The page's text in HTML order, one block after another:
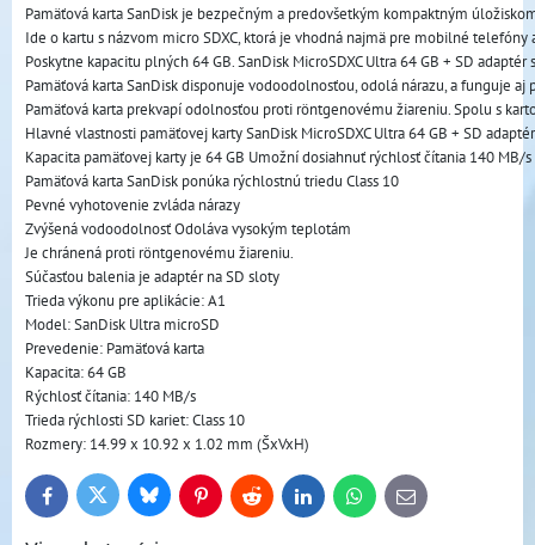
Pamäťová karta SanDisk je bezpečným a predovšetkým kompaktným
Ide o kartu s názvom micro SDXC, ktorá je vhodná najmä pre mobilné
Poskytne kapacitu plných 64 GB. SanDisk MicroSDXC Ultra 64 GB + SD
Pamäťová karta SanDisk disponuje vodoodolnosťou, odolá nárazu, a funguje
Pamäťová karta prekvapí odolnosťou proti röntgenovému žiareniu. Spolu s
Hlavné vlastnosti pamäťovej karty SanDisk MicroSDXC Ultra 64 GB + SD
Kapacita pamäťovej karty je 64 GB Umožní dosiahnuť rýchlosť čítania 140 MB/s
Pamäťová karta SanDisk ponúka rýchlostnú triedu Class 10
Pevné vyhotovenie zvláda nárazy
Zvýšená vodoodolnosť Odoláva vysokým teplotám
Je chránená proti röntgenovému žiareniu.
Súčasťou balenia je adaptér na SD sloty
Trieda výkonu pre aplikácie: A1
Model: SanDisk Ultra microSD
Prevedenie: Pamäťová karta
Kapacita: 64 GB
Rýchlosť čítania: 140 MB/s
Trieda rýchlosti SD kariet: Class 10
Rozmery: 14.99 x 10.92 x 1.02 mm (ŠxVxH)
FacebookTwitter BlueskyPinterestReddit LinkedInWhatsApp
E-
mail